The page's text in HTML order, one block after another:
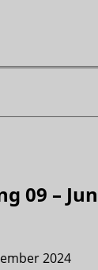
09 –
2024